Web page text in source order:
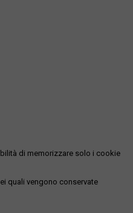
di memorizzare solo i cookie
quali vengono conservate